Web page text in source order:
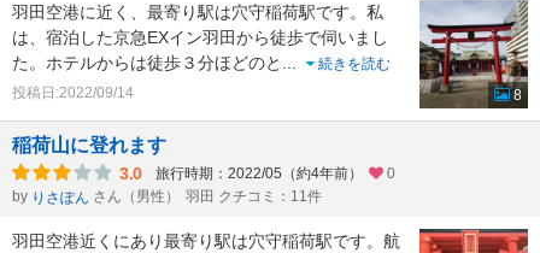
羽田空港に近く、最寄り駅は穴守稲荷駅です。私
は、宿泊した京急EXイン羽田から徒歩で伺いまし
た。ホテルからは徒歩３分ほどのと
続きを読む
投稿日:2022/09/14
8
稲荷山に登れます
3.0 旅行時期：2022/05（約4年前）
0
by りさぽん さん（男性） 羽田 クチコミ：11件
羽田空港近くにあり最寄り駅は穴守稲荷駅です。航